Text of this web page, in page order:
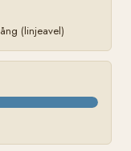
(linjeavel)